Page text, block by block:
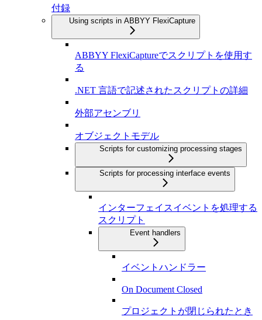
付録
Using scripts in ABBYY FlexiCapture
ABBYY FlexiCaptureでスクリプトを使用す
る
.NET 言語で記述されたスクリプトの詳細
外部アセンブリ
オブジェクトモデル
Scripts for customizing processing stages
Scripts for processing interface events
インターフェイスイベントを処理する
スクリプト
Event handlers
イベントハンドラー
On Document Closed
プロジェクトが閉じられたとき